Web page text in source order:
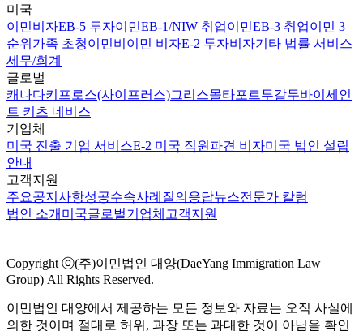
미국
이민비자EB-5 투자이민EB-1/NIW 취업이민EB-3 취업이민 3
순위 가족 초청이민비이민 비자E-2 투자비자기타 법률 서비스
세무/회계
글로벌
캐나다키프로스(사이프러스)그리스몰타포르투갈두바이 세인
트 키츠 네비스
기업체
미국 진출 기업 서비스E-2 미국 직원파견 비자미국 법인 설립
안내
고객지원
주요공지사항성공수속사례 질의응답뉴스전문가 칼럼
법인 소개 미국글로벌기업체 고객지원
Copyright ⓒ(주)이민법인 대양(DaeYang Immigration Law
Group) All Rights Reserved.
이민법인 대양에서 제공하는 모든 정보와 자료는 오직 사실에
의한 것이며 절대로 허위, 과장 또는 과대한 것이 아님을 확인